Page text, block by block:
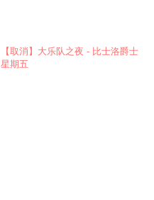
【取消】大乐队之夜 - 比士洛爵士
星期五